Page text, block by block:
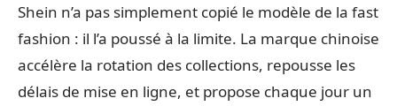
Shein n’a pas simplement copié le modèle de la fast
fashion : il l’a poussé à la limite. La marque chinoise
accélère la rotation des collections, repousse les
délais de mise en ligne, et propose chaque jour un